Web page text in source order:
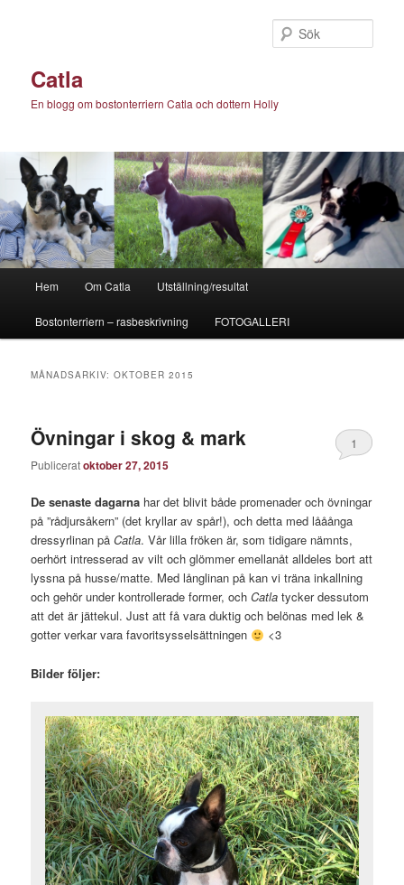
Catla
En blogg om bostonterriern Catla och dottern Holly
Hem Om Catla Utställning/resultat
Bostonterriern – rasbeskrivning FOTOGALLERI
MÅNADSARKIV:OKTOBER 2015
Övningar i skog & mark
Publiceratoktober 27, 2015
1
De senaste dagarna har det blivit både promenader och övningar
på ”rådjursåkern” (det kryllar av spår!), och detta med lååånga
dressyrlinan påCatla. Vår lilla fröken är, som tidigare nämnts,
oerhört intresserad av vilt och glömmer emellanåt alldeles bort att
lyssna på husse/matte. Med långlinan på kan vi träna inkallning
och gehör under kontrollerade former, ochCatla tycker dessutom
att det är jättekul. Just att få vara duktig och belönas med lek &
gotter verkar vara favoritsysselsättningen
<3
Bilder följer: